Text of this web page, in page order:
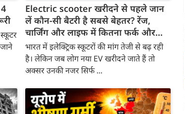
Electric scooter खरीदने से पहले जान
लें कौन-सी बैटरी है सबसे बेहतर? रेंज,
चार्जिंग और लाइफ में कितना फर्क और
कैसे करें चेक
भारत में इलेक्ट्रिक स्कूटरों की मांग तेजी से बढ़ रही
है। लेकिन जब लोग नया EV खरीदने जाते हैं तो
अक्सर उनकी नजर सिर्फ ...